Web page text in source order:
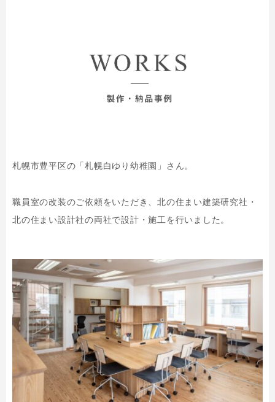
札幌市豊平区の「札幌白ゆり幼稚園」さん。
職員室の改装のご依頼をいただき、北の住まい建築研究社・
北の住まい設計社の両社で設計・施工を行いました。